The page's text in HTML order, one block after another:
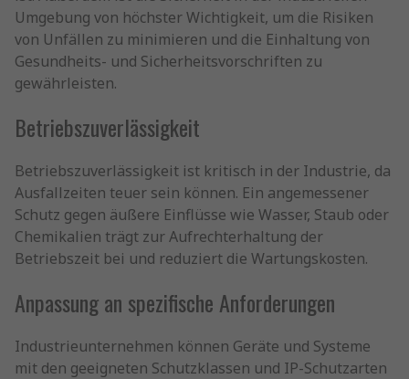
Umgebung von höchster Wichtigkeit, um die Risiken
von Unfällen zu minimieren und die Einhaltung von
Gesundheits- und Sicherheitsvorschriften zu
gewährleisten.
Betriebszuverlässigkeit
Betriebszuverlässigkeit ist kritisch in der Industrie, da
Ausfallzeiten teuer sein können. Ein angemessener
Schutz gegen äußere Einflüsse wie Wasser, Staub oder
Chemikalien trägt zur Aufrechterhaltung der
Betriebszeit bei und reduziert die Wartungskosten.
Anpassung an spezifische Anforderungen
Industrieunternehmen können Geräte und Systeme
mit den geeigneten Schutzklassen und IP-Schutzarten